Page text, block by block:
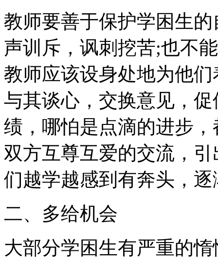
教师要善于保护学困生
声训斥，讽刺挖苦;也不
教师应该设身处地为他
与其谈心，交换意见，
绩，哪怕是点滴的进步
双方互尊互爱的交流，引
们越学越感到有奔头，逐
二、多给机会
大部分学困生有严重的